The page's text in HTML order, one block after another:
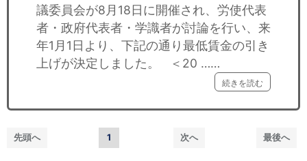
議委員会が8月18日に開催され、労使代表
者・政府代表者・学識者が討論を行い、来
年1月1日より、下記の通り最低賃金の引き
上げが決定しました。 ＜20 ……
続きを読む
先頭へ 1 次へ 最後へ